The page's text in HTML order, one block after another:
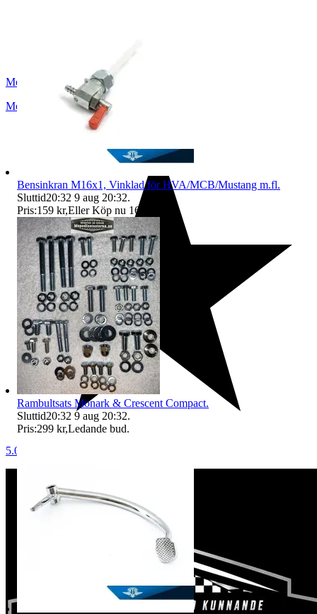
Mopedfantasterna.store
Moholm
Sverige
5.0
Bensinkran M16x1, Vinklad för HVA/MCB/Mustang m.fl.
Sluttid20:32 9 aug 20:32.
Pris:159 kr,Eller Köp nu 169 kr
Rambultsats Monark & Crescent Compact.
Sluttid20:32 9 aug 20:32.
Pris:299 kr,Ledande bud.